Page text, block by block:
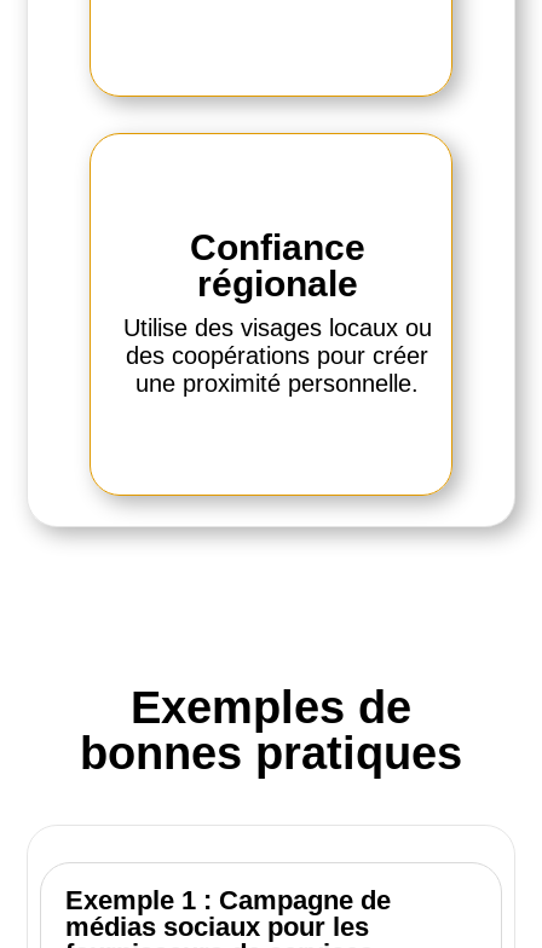
Confiance
régionale
Utilise des visages locaux ou
des coopérations pour créer
une proximité personnelle.
Exemples de
bonnes pratiques
Exemple 1 : Campagne de
médias sociaux pour les